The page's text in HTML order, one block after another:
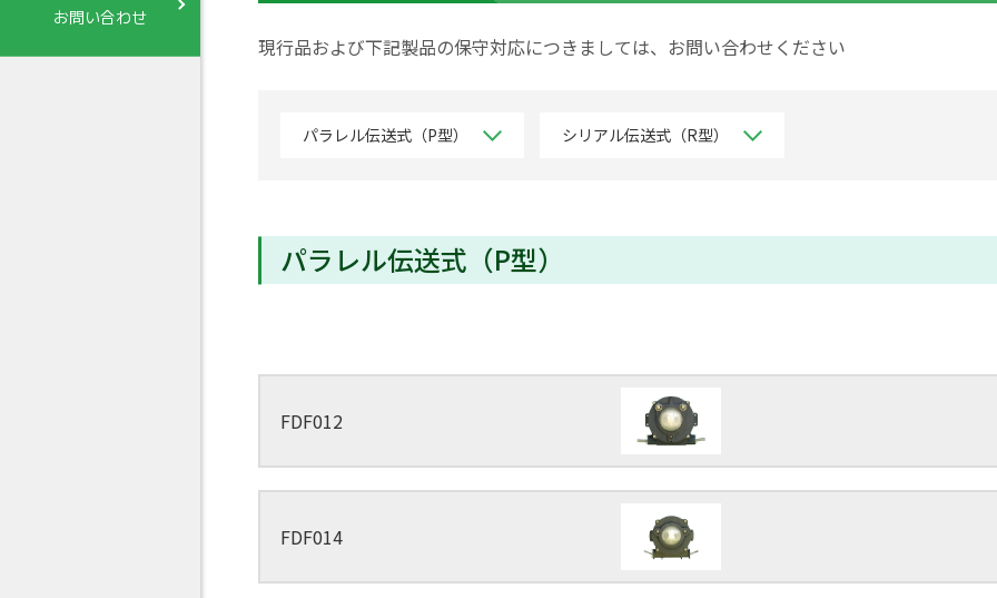
お問い合わせ
現行品および下記製品の保守対応につきましては、お問い合わせください
パラレル伝送式（P型） シリアル伝送式（R型）
パラレル伝送式（P型）
FDF012
FDF014